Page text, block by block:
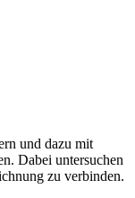
und dazu mit
Dabei untersuchen
zu verbinden.